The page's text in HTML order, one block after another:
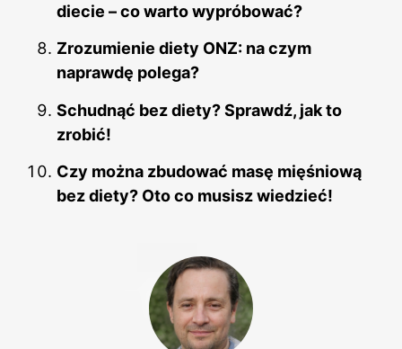
diecie – co warto wypróbować?
Zrozumienie diety ONZ: na czym
naprawdę polega?
Schudnąć bez diety? Sprawdź, jak to
zrobić!
Czy można zbudować masę mięśniową
bez diety? Oto co musisz wiedzieć!